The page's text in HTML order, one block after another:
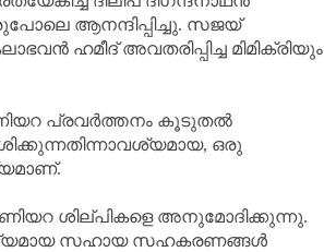
ആനന്ദിപ്പിച്ചു. സജയ്
ഹമീദ് അവതരിപ്പിച്ച മിമിക്രിയും
പ്രവർത്തനം കൂടുതൽ
, ഒരു
ശില്പികളെ അനുമോദിക്കുന്നു.
സഹായ സഹകരണങ്ങൾ